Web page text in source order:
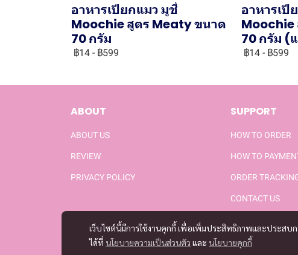
อาหารเปียกแมว มูชี่
Moochie สูตร Meaty ขนาด
70 กรัม
฿14 - ฿599
อาหารเปี
Moochie
70 กรัม (
฿14 - ฿599
เว็บไซต์นี้มีการใช้งานคุกกี้ เพื่อเพิ่มประสิทธิภาพและประสบ
ได้ที่ นโยบายความเป็นส่วนตัว และ นโยบายคุกกี้
ABOUT
ABOUT US
REVIEW
PRIVACY POLICY
SUPPORT
HOW TO ORDER
HOW TO
ORDER
CONTACT US